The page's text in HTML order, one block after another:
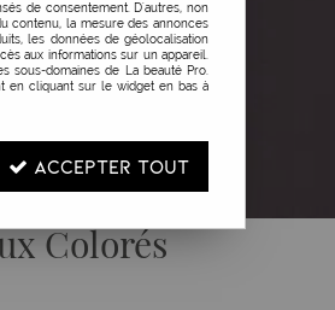
Colorés
de consentement. D'autres, non
contenu, la mesure des annonces
les données de géolocalisation
aux informations sur un appareil.
sous-domaines de La beauté Pro.
en cliquant sur le widget en bas à
ACCEPTER TOUT